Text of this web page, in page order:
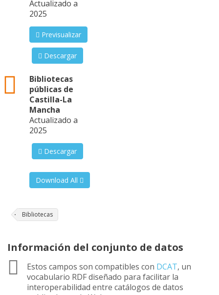
Actualizado a
2025
Previsualizar
Descargar
Bibliotecas
públicas de
Castilla-La
Mancha
json
Actualizado a
2025
Descargar
Download All
Bibliotecas
Información del conjunto de datos
Estos campos son compatibles con DCAT, un
vocabulario RDF diseñado para facilitar la
interoperabilidad entre catálogos de datos